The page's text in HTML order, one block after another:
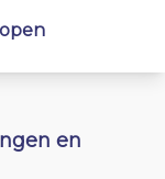
en